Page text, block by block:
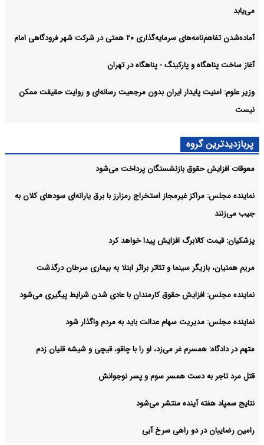
می‌یابد
آماده‌شدن تفاهم‌نامه‌های سرمایه‌گذاری ۲۰ همتی در شرکت شهر فرودگاهی امام
آغاز ساخت پناهگاه و پارکینگ - پناهگاه در تهران
وزیر علوم: امنیت پایدار ایران بدون مرجعیت رسانه‌ای و روایت حقیقت ممکن
نیست
پربازدیدترین گروه
معوقات افزایش حقوق بازنشستگان پرداخت می‌شود
نماینده مجلس: مراکز غیرمجاز استخراج رمزارز با برق یارانه‌ای سودهای کلان به
جیب می‌زنند
پزشکیان: قیمت کالابرگ افزایش پیدا خواهد کرد
مریم همتیان، بازیگر سینما و تئاتر براثر ابتلا به بیماری سرطان درگذشت
نماینده مجلس: افزایش حقوق کارمندان با عادی شدن شرایط پیگیری می‌شود
نماینده مجلس: مدیریت سهام عدالت باید به مردم واگذار شود
متهم در دادگاه: همسرم غر می‌زد، او را با چاقو، قیچی و شیشه قلیان زدم
قتل مرد تاجر به دست همسر سوم و پسر نوجوانش
نتایج سمپاد هفته آینده منتشر می‌شود
رامین رضاییان در دو راهی سرخ آبی